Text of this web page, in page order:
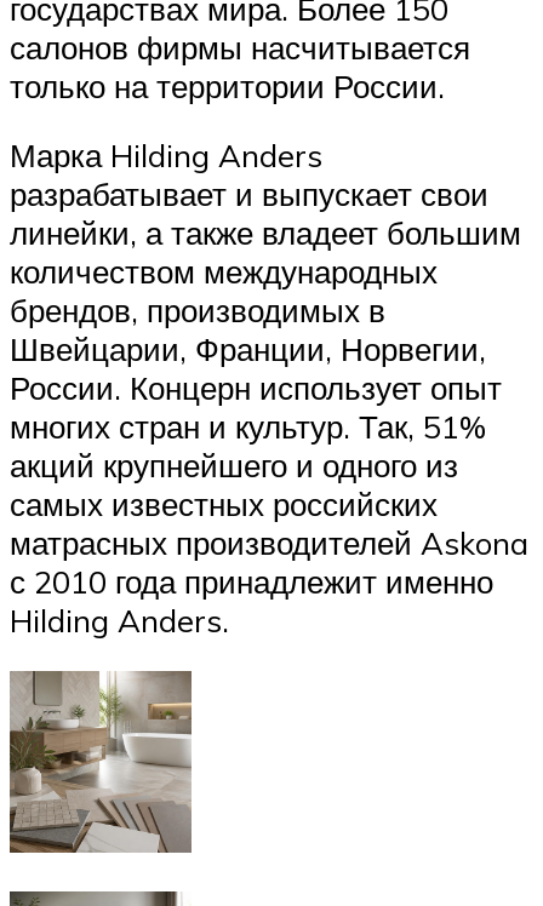
государствах мира. Более 150
салонов фирмы насчитывается
только на территории России.
Марка Hilding Anders
разрабатывает и выпускает свои
линейки, а также владеет большим
количеством международных
брендов, производимых в
Швейцарии, Франции, Норвегии,
России. Концерн использует опыт
многих стран и культур. Так, 51%
акций крупнейшего и одного из
самых известных российских
матрасных производителей Askona
с 2010 года принадлежит именно
Hilding Anders.